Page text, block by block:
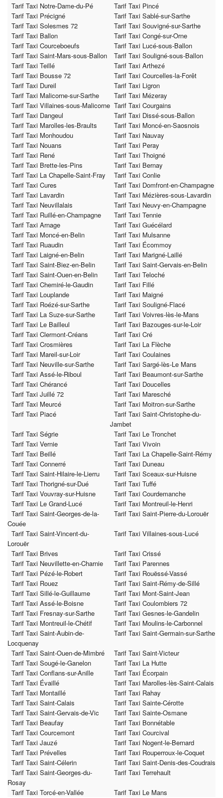
Tarif Taxi Notre-Dame-du-Pé
Tarif Taxi Pincé
Tarif Taxi Précigné
Tarif Taxi Sablé-sur-Sarthe
Tarif Taxi Solesmes 72
Tarif Taxi Souvigné-sur-Sarthe
Tarif Taxi Ballon
Tarif Taxi Congé-sur-Orne
Tarif Taxi Courceboeufs
Tarif Taxi Lucé-sous-Ballon
Tarif Taxi Saint-Mars-sous-Ballon
Tarif Taxi Souligné-sous-Ballon
Tarif Taxi Teillé
Tarif Taxi Arthezé
Tarif Taxi Bousse 72
Tarif Taxi Courcelles-la-Forêt
Tarif Taxi Dureil
Tarif Taxi Ligron
Tarif Taxi Malicorne-sur-Sarthe
Tarif Taxi Mézeray
Tarif Taxi Villaines-sous-Malicorne Tarif Taxi Courgains
Tarif Taxi Dangeul
Tarif Taxi Dissé-sous-Ballon
Tarif Taxi Marolles-les-Braults
Tarif Taxi Moncé-en-Saosnois
Tarif Taxi Monhoudou
Tarif Taxi Nauvay
Tarif Taxi Nouans
Tarif Taxi Peray
Tarif Taxi René
Tarif Taxi Thoigné
Tarif Taxi Brette-les-Pins
Tarif Taxi Bernay
Tarif Taxi La Chapelle-Saint-Fray
Tarif Taxi Conlie
Tarif Taxi Cures
Tarif Taxi Domfront-en-Champagne
Tarif Taxi Lavardin
Tarif Taxi Mézières-sous-Lavardin
Tarif Taxi Neuvillalais
Tarif Taxi Neuvy-en-Champagne
Tarif Taxi Ruillé-en-Champagne
Tarif Taxi Tennie
Tarif Taxi Arnage
Tarif Taxi Guécélard
Tarif Taxi Moncé-en-Belin
Tarif Taxi Mulsanne
Tarif Taxi Ruaudin
Tarif Taxi Écommoy
Tarif Taxi Laigné-en-Belin
Tarif Taxi Marigné-Laillé
Tarif Taxi Saint-Biez-en-Belin
Tarif Taxi Saint-Gervais-en-Belin
Tarif Taxi Saint-Ouen-en-Belin
Tarif Taxi Teloché
Tarif Taxi Chemiré-le-Gaudin
Tarif Taxi Fillé
Tarif Taxi Louplande
Tarif Taxi Maigné
Tarif Taxi Roézé-sur-Sarthe
Tarif Taxi Souligné-Flacé
Tarif Taxi La Suze-sur-Sarthe
Tarif Taxi Voivres-lès-le-Mans
Tarif Taxi Le Bailleul
Tarif Taxi Bazouges-sur-le-Loir
Tarif Taxi Clermont-Créans
Tarif Taxi Cré
Tarif Taxi Crosmières
Tarif Taxi La Flèche
Tarif Taxi Mareil-sur-Loir
Tarif Taxi Coulaines
Tarif Taxi Neuville-sur-Sarthe
Tarif Taxi Sargé-lès-Le Mans
Tarif Taxi Assé-le-Riboul
Tarif Taxi Beaumont-sur-Sarthe
Tarif Taxi Chérancé
Tarif Taxi Doucelles
Tarif Taxi Juillé 72
Tarif Taxi Maresché
Tarif Taxi Meurcé
Tarif Taxi Moitron-sur-Sarthe
Tarif Taxi Piacé
Tarif Taxi Saint-Christophe-du-
Jambet
Tarif Taxi Ségrie
Tarif Taxi Le Tronchet
Tarif Taxi Vernie
Tarif Taxi Vivoin
Tarif Taxi Beillé
Tarif Taxi La Chapelle-Saint-Rémy
Tarif Taxi Connerré
Tarif Taxi Duneau
Tarif Taxi Saint-Hilaire-le-Lierru
Tarif Taxi Sceaux-sur-Huisne
Tarif Taxi Thorigné-sur-Dué
Tarif Taxi Tuffé
Tarif Taxi Vouvray-sur-Huisne
Tarif Taxi Courdemanche
Tarif Taxi Le Grand-Lucé
Tarif Taxi Montreuil-le-Henri
Tarif Taxi Saint-Georges-de-la-
Couée
Tarif Taxi Saint-Pierre-du-Lorouër
Tarif Taxi Saint-Vincent-du-
Lorouër
Tarif Taxi Villaines-sous-Lucé
Tarif Taxi Brives
Tarif Taxi Crissé
Tarif Taxi Neuvillette-en-Charnie
Tarif Taxi Parennes
Tarif Taxi Pézé-le-Robert
Tarif Taxi Rouëssé-Vassé
Tarif Taxi Rouez
Tarif Taxi Saint-Rémy-de-Sillé
Tarif Taxi Sillé-le-Guillaume
Tarif Taxi Mont-Saint-Jean
Tarif Taxi Assé-le-Boisne
Tarif Taxi Coulombiers 72
Tarif Taxi Fresnay-sur-Sarthe
Tarif Taxi Gesnes-le-Gandelin
Tarif Taxi Montreuil-le-Chétif
Tarif Taxi Moulins-le-Carbonnel
Tarif Taxi Saint-Aubin-de-
Locquenay
Tarif Taxi Saint-Germain-sur-Sarthe
Tarif Taxi Saint-Ouen-de-Mimbré
Tarif Taxi Saint-Victeur
Tarif Taxi Sougé-le-Ganelon
Tarif Taxi La Hutte
Tarif Taxi Conflans-sur-Anille
Tarif Taxi Écorpain
Tarif Taxi Évaillé
Tarif Taxi Marolles-lès-Saint-Calais
Tarif Taxi Montaillé
Tarif Taxi Rahay
Tarif Taxi Saint-Calais
Tarif Taxi Sainte-Cérotte
Tarif Taxi Saint-Gervais-de-Vic
Tarif Taxi Sainte-Osmane
Tarif Taxi Beaufay
Tarif Taxi Bonnétable
Tarif Taxi Courcemont
Tarif Taxi Courcival
Tarif Taxi Jauzé
Tarif Taxi Nogent-le-Bernard
Tarif Taxi Prévelles
Tarif Taxi Rouperroux-le-Coquet
Tarif Taxi Saint-Célerin
Tarif Taxi Saint-Denis-des-Coudrais
Tarif Taxi Saint-Georges-du-
Rosay
Tarif Taxi Terrehault
Tarif Taxi Torcé-en-Vallée Tarif Taxi Le Mans